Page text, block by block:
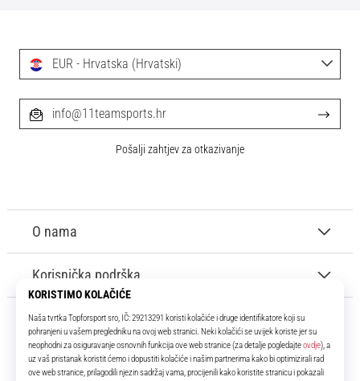
11teamsports.hr
Tvoj smo pouzdani suigrač već više od 16 godina! Cijelo to vrijeme
O nama
Korisnička podrška
EUR - Hrvatska (Hrvatski)
info@11teamsports.hr
Pošalji zahtjev za otkazivanje